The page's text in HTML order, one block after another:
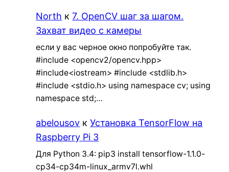
North к7. OpenCV шаг за шагом.
Захват видео с камеры
если у вас черное окно попробуйте так.
#include <opencv2/opencv.hpp>
#include<iostream> #include <stdlib.h>
#include <stdio.h> using namespace cv; using
namespace std;…
abelousov кУстановка TensorFlow на
Raspberry Pi 3
Для Python 3.4: pip3 install tensorflow-1.1.0-
cp34-cp34m-linux_armv7l.whl